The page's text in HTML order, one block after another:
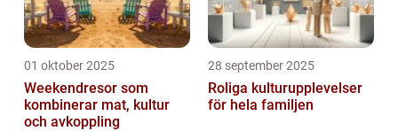
01 oktober 2025
Weekendresor som
kombinerar mat, kultur
och avkoppling
28 september 2025
Roliga kulturupplevelser
för hela familjen